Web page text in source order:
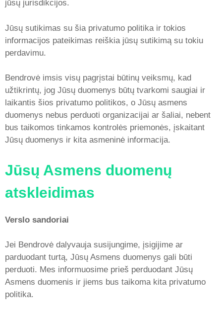
jūsų jurisdikcijos.
Jūsų sutikimas su šia privatumo politika ir tokios
informacijos pateikimas reiškia jūsų sutikimą su tokiu
perdavimu.
Bendrovė imsis visų pagrįstai būtinų veiksmų, kad
užtikrintų, jog Jūsų duomenys būtų tvarkomi saugiai ir
laikantis šios privatumo politikos, o Jūsų asmens
duomenys nebus perduoti organizacijai ar šaliai, nebent
bus taikomos tinkamos kontrolės priemonės, įskaitant
Jūsų duomenys ir kita asmeninė informacija.
Jūsų Asmens duomenų
atskleidimas
Verslo sandoriai
Jei Bendrovė dalyvauja susijungime, įsigijime ar
parduodant turtą, Jūsų Asmens duomenys gali būti
perduoti. Mes informuosime prieš perduodant Jūsų
Asmens duomenis ir jiems bus taikoma kita privatumo
politika.